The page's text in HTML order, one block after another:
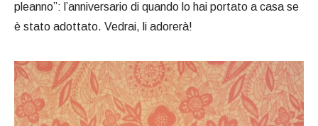
pleanno”: l’anniversario di quando lo hai portato a casa se
è stato adottato. Vedrai, li adorerà!